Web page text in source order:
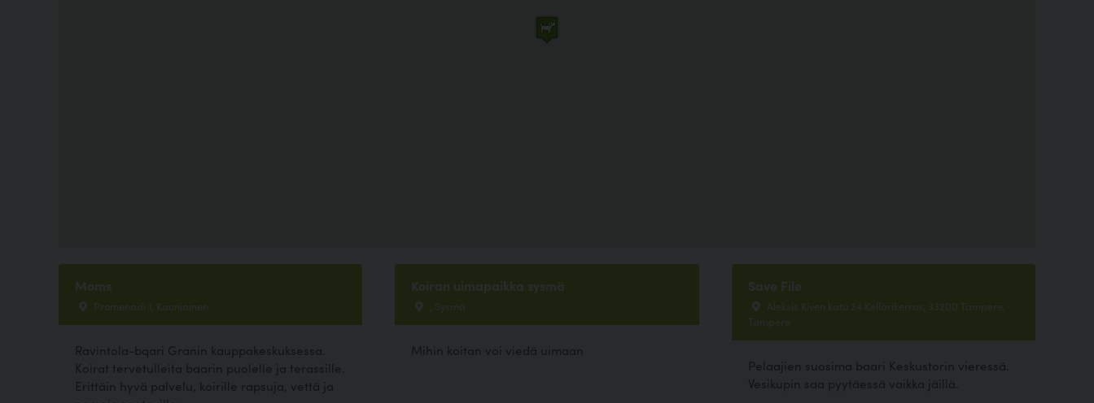
Moms
Promenadi 1, Kauniainen
Ravintola-bqari Granin kauppakeskuksessa.
Koirat tervetulleita baarin puolelle ja terassille.
Erittäin hyvä palvelu, koirille rapsuja, vettä ja
Koiran uimapaikka sysmä
, Sysmä
Mihin koitan voi viedä uimaan
Save File
Aleksis Kiven katu 24 Kellarikerros, 33200 Tampere,
Tampere
Pelaajien suosima baari Keskustorin vieressä.
Vesikupin saa pyytäessä vaikka jäillä.